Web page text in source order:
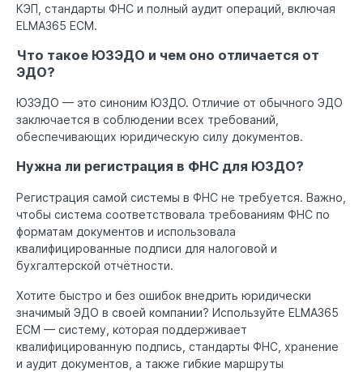
КЭП, стандарты ФНС и полный аудит операций, включая
ELMA365 ECM.
Что такое ЮЗЭДО и чем оно отличается от
ЭДО?
ЮЗЭДО — это синоним ЮЗДО. Отличие от обычного ЭДО
заключается в соблюдении всех требований,
обеспечивающих юридическую силу документов.
Нужна ли регистрация в ФНС для ЮЗДО?
Регистрация самой системы в ФНС не требуется. Важно,
чтобы система соответствовала требованиям ФНС по
форматам документов и использовала
квалифицированные подписи для налоговой и
бухгалтерской отчётности.
Хотите быстро и без ошибок внедрить юридически
значимый ЭДО в своей компании? Используйте ELMA365
ECM — систему, которая поддерживает
квалифицированную подпись, стандарты ФНС, хранение
и аудит документов, а также гибкие маршруты